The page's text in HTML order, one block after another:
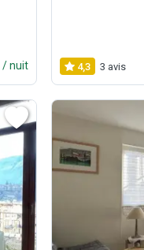
/ nuit 4,3 3 avis